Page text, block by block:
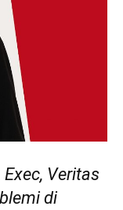
Veritas
di